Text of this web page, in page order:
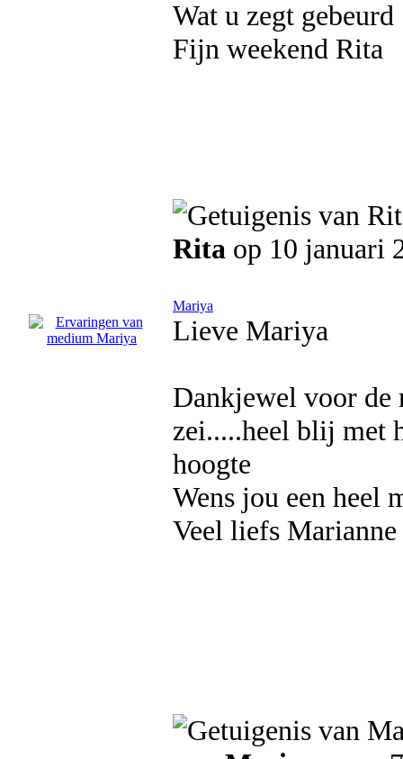
Wat u zegt gebeurd
Fijn weekend Rita
Rita op 10 januari
Mariya
Lieve Mariya
Dankjewel voor de
zei.....heel blij met
hoogte
Wens jou een heel
Veel liefs Marianne